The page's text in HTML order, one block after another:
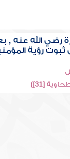
رضي الله عنه ,
ثبوت رؤية
[31])